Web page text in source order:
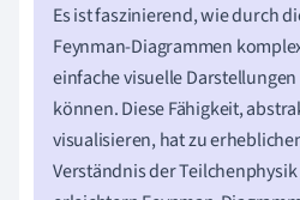
Es ist faszinierend, wie durch
Feynman-Diagrammen
einfache visuelle
können. Diese Fähigkeit,
visualisieren, hat zu
Verständnis der